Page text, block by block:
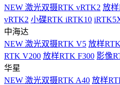
NEW 激光双摄RTK vRTK2 放
vRTK2 小碟RTK iRTK10
中海达
NEW 激光双摄RTK V5 放样
RTK V200 放样RTK F300 影像
华星
NEW 激光双摄RTK A40 放样